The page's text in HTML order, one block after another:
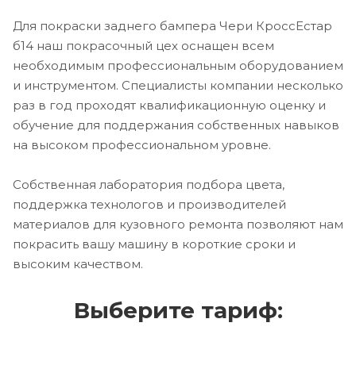
Для покраски заднего бампера Чери КроссЕстар
б14 наш покрасочный цех оснащен всем
необходимым профессиональным оборудованием
и инструментом. Специалисты компании несколько
раз в год проходят квалификационную оценку и
обучение для поддержания собственных навыков
на высоком профессиональном уровне.
Собственная лаборатория подбора цвета,
поддержка технологов и производителей
материалов для кузовного ремонта позволяют нам
покрасить вашу машину в короткие сроки и
высоким качеством.
Выберите тариф: